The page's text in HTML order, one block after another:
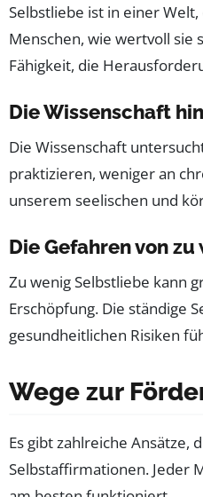
Selbstliebe ist in einer
Menschen, wie wertvoll sie
Fähigkeit, die
Die Wissenschaft
Die Wissenschaft
praktizieren, weniger an
unserem seelischen und
Die Gefahren von
Zu wenig Selbstliebe kann
Erschöpfung. Die ständige
gesundheitlichen Risiken
Wege zur
Es gibt zahlreiche Ansätze,
Selbstaffirmationen. Jeder